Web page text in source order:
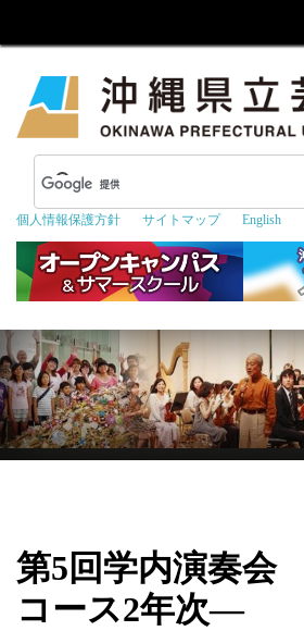
個人情報保護方針 サイトマップ English
第5回学内演奏
コース2年次―